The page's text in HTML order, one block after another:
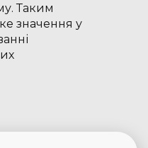
Таким
значення у